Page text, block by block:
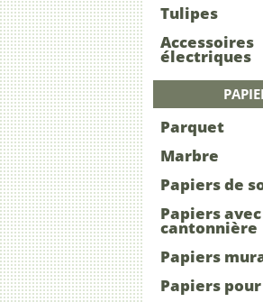
Tulipes
Accessoires
électriques
Parquet
Marbre
Papiers de
Papiers avec
cantonnière
Papiers
Papiers